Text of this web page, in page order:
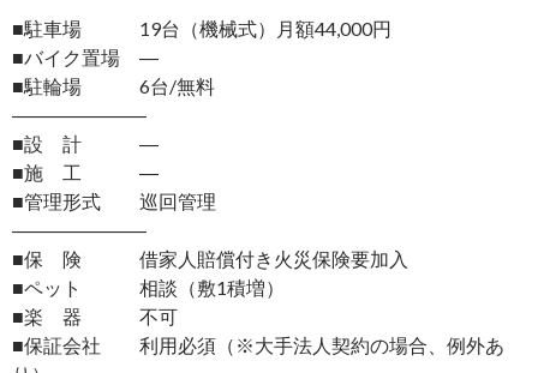
■駐車場 19台（機械式）月額44,000円
■バイク置場 ―
■駐輪場 6台/無料
―――――――
■設 計 ―
■施 工 ―
■管理形式 巡回管理
―――――――
■保 険 借家人賠償付き火災保険要加入
■ペット 相談（敷1積増）
■楽 器 不可
■保証会社 利用必須（※大手法人契約の場合、例外あ